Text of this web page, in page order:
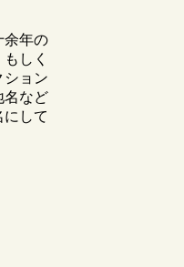
余年の
しく
ション
名など
して